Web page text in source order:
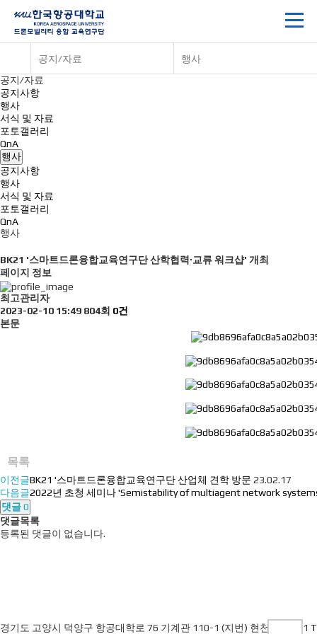
공지/자료
행사
공지/자료
공지사항
행사
서식 및 자료
포토갤러리
QnA
행사
공지사항
행사
서식 및 자료
포토갤러리
QnA
행사
BK21 '스마트드론융합교육연구단 산학협력·교류 워크샵' 개최
페이지 정보
최고관리자
2023-02-10 15:49 804회 0건
본문
목록
이전글BK21 '스마트드론융합교육연구단 산업체 견학 방문 23.02.17
다음글2022년 초청 세미나 'Semistability of multiagent network
댓글0
댓글목록
등록된 댓글이 없습니다.
경기도 고양시 덕양구 항공대학로 76 기계관 110-1 (지번) 현천동 244-1 T